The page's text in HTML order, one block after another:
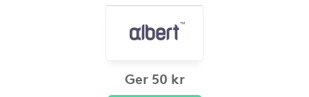
Ger 50 kr